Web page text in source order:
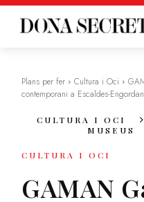
Plans per fer Cultura i Oci
contemporani a Escaldes-
CULTURA I OCI
MUSEUS
CULTURA I OCI
GAMAN